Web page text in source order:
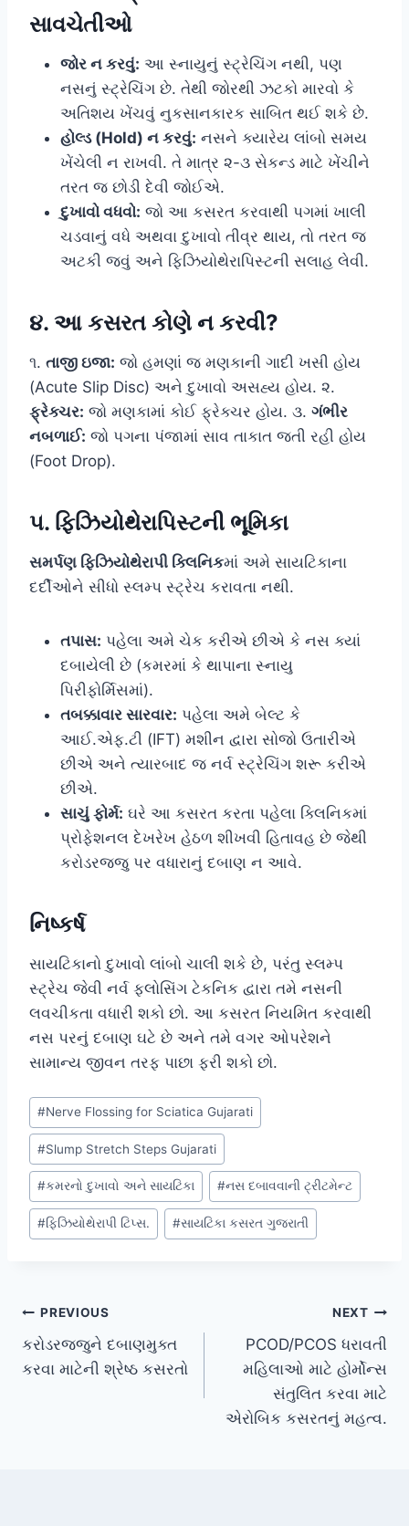
સાવચેતીઓ
જોર ન કરવું: આ સ્નાયુનું સ્ટ્રેચિંગ નથી, પણ
નસનું સ્ટ્રેચિંગ છે. તેથી જોરથી ઝટકો મારવો કે
અતિશય ખેંચવું નુકસાનકારક સાબિત થઈ શકે છે.
હોલ્ડ (Hold) ન કરવું: નસને ક્યારેય લાંબો સમય
ખેંચેલી ન રાખવી. તે માત્ર ૨-૩ સેકન્ડ માટે ખેંચીને
તરત જ છોડી દેવી જોઈએ.
દુખાવો વધવો: જો આ કસરત કરવાથી પગમાં ખાલી
ચડવાનું વધે અથવા દુખાવો તીવ્ર થાય, તો તરત જ
અટકી જવું અને ફિઝિયોથેરાપિસ્ટની સલાહ લેવી.
૪. આ કસરત કોણે ન કરવી?
૧. તાજી ઇજા: જો હમણાં જ મણકાની ગાદી ખસી હોય
(Acute Slip Disc) અને દુખાવો અસહ્ય હોય. ૨.
ફ્રેક્ચર: જો મણકામાં કોઈ ફ્રેક્ચર હોય. ૩. ગંભીર
નબળાઈ: જો પગના પંજામાં સાવ તાકાત જતી રહી હોય
(Foot Drop).
૫. ફિઝિયોથેરાપિસ્ટની ભૂમિકા
સમર્પણ ફિઝિયોથેરાપી ક્લિનિકમાં અમે સાયટિકાના
દર્દીઓને સીધો સ્લમ્પ સ્ટ્રેચ કરાવતા નથી.
તપાસ: પહેલા અમે ચેક કરીએ છીએ કે નસ ક્યાં
દબાયેલી છે (કમરમાં કે થાપાના સ્નાયુ
પિરીફોર્મિસમાં).
તબક્કાવાર સારવાર: પહેલા અમે બેલ્ટ કે
આઈ.એફ.ટી (IFT) મશીન દ્વારા સોજો ઉતારીએ
છીએ અને ત્યારબાદ જ નર્વ સ્ટ્રેચિંગ શરૂ કરીએ
છીએ.
સાચું ફોર્મ: ઘરે આ કસરત કરતા પહેલા ક્લિનિકમાં
પ્રોફેશનલ દેખરેખ હેઠળ શીખવી હિતાવહ છે જેથી
કરોડરજ્જુ પર વધારાનું દબાણ ન આવે.
નિષ્કર્ષ
સાયટિકાનો દુખાવો લાંબો ચાલી શકે છે, પરંતુ સ્લમ્પ
સ્ટ્રેચ જેવી નર્વ ફ્લોસિંગ ટેકનિક દ્વારા તમે નસની
લવચીકતા વધારી શકો છો. આ કસરત નિયમિત કરવાથી
નસ પરનું દબાણ ઘટે છે અને તમે વગર ઓપરેશને
સામાન્ય જીવન તરફ પાછા ફરી શકો છો.
Post
Tags:
#Nerve Flossing for Sciatica Gujarati
#Slump Stretch Steps Gujarati
#કમરનો દુખાવો અને સાયટિકા #નસ દબાવવાની ટ્રીટમેન્ટ
#ફિઝિયોથેરાપી ટિપ્સ. #સાયટિકા કસરત ગુજરાતી
Post
navigation
PREVIOUS
કરોડરજ્જુને દબાણમુક્ત
કરવા માટેની શ્રેષ્ઠ કસરતો
NEXT
PCOD/PCOS ધરાવતી
મહિલાઓ માટે હોર્મોન્સ
સંતુલિત કરવા માટે
એરોબિક કસરતનું મહત્વ.